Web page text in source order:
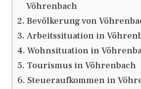
Vöhrenbach
Bevölkerung von
Arbeitssituation in
Wohnsituation in
Tourismus in Vöhrenbach
Steueraufkommen in